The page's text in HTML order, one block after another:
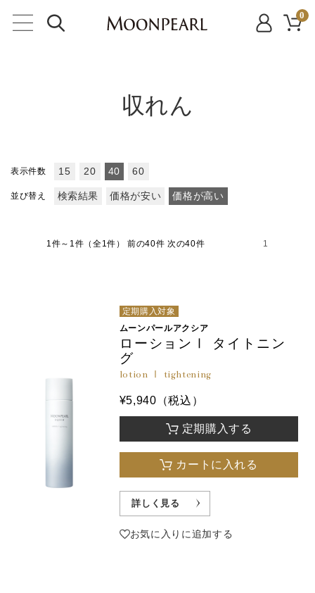
0
収れん
表示件数 15 20 40 60
並び替え 検索結果 価格が安い 価格が高い
1件～1件（全1件） 前の40件 次の40件 1
定期購入対象
ムーンパールアクシア
ローションⅠ タイトニン
グ
lotion Ⅰ tightening
¥5,940（税込）
定期購入する
カートに入れる
詳しく見る
お気に入りに追加する